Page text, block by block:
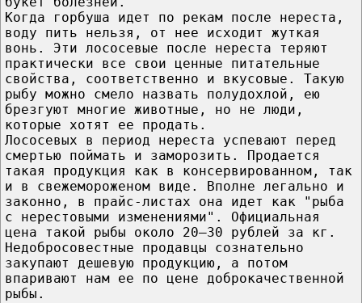
Когда горбуша идет по рекам после нереста,
воду пить нельзя, от нее исходит жуткая
вонь. Эти лососевые после нереста теряют
практически все свои ценные питательные
свойства, соответственно и вкусовые. Такую
рыбу можно смело назвать полудохлой, ею
брезгуют многие животные, но не люди,
которые хотят ее продать.
Лососевых в период нереста успевают перед
смертью поймать и заморозить. Продается
такая продукция как в консервированном, так
и в свежемороженом виде. Вполне легально и
законно, в прайс-листах она идет как "рыба
с нерестовыми изменениями". Официальная
цена такой рыбы около 20—30 рублей за кг.
Недобросовестные продавцы сознательно
закупают дешевую продукцию, а потом
впаривают нам ее по цене доброкачественной
рыбы.